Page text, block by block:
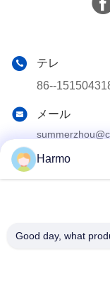
テレ
86--
メール
アドレス
5109# 東太湖
Harmo
Good day, what